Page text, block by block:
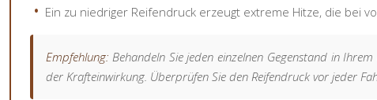
Ein zu niedriger Reifendruck erzeugt extreme Hitze, die bei
Empfehlung: Behandeln Sie jeden einzelnen Gegenstand in
der Krafteinwirkung. Überprüfen Sie den Reifendruck vor jeder